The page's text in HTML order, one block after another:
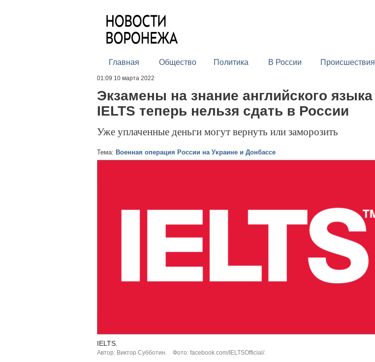
Главная Общество Политика В России Происшествия
01:09 10 марта 2022
Экзамены на знание английского языка
IELTS теперь нельзя сдать в России
Уже уплаченные деньги могут вернуть или заморозить
Тема: Военная операция России на Украине и Донбассе
IELTS.
Автор: Виктор Субботин. Фото: facebook.com/IELTSOfficial/.